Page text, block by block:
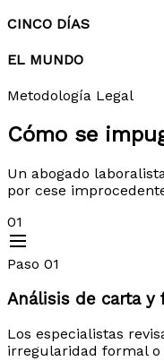
CINCO DÍAS
EL MUNDO
Metodología Legal
Cómo se
Un abogado
por cese
01
Paso 01
Análisis de carta y
Los especialistas
irregularidad formal o